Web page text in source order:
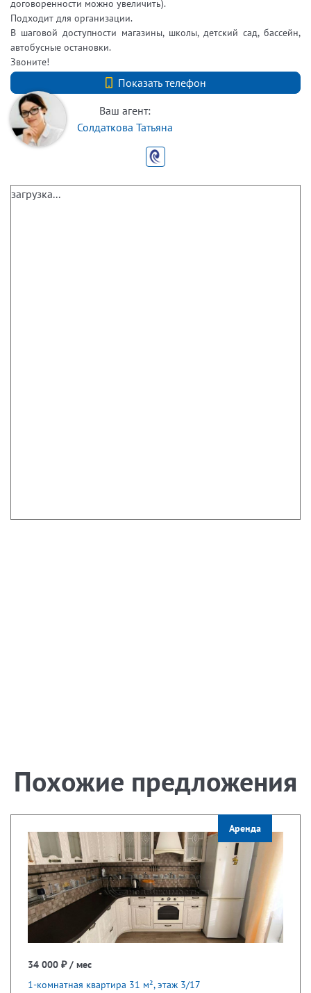
договоренности можно увеличить).
Подходит для организации.
B шaгoвoй дocтупности магазины, школы, детcкий cад, бассейн,
aвтoбусныe оcтанoвки.
Звоните!
Показать телефон
+7 (812) 740-70-40
Ваш агент:
Солдаткова Татьяна
загрузка...
Похожие предложения
Аренда
34 000 ₽ / мес
1-комнатная квартира 31 м², этаж 3/17